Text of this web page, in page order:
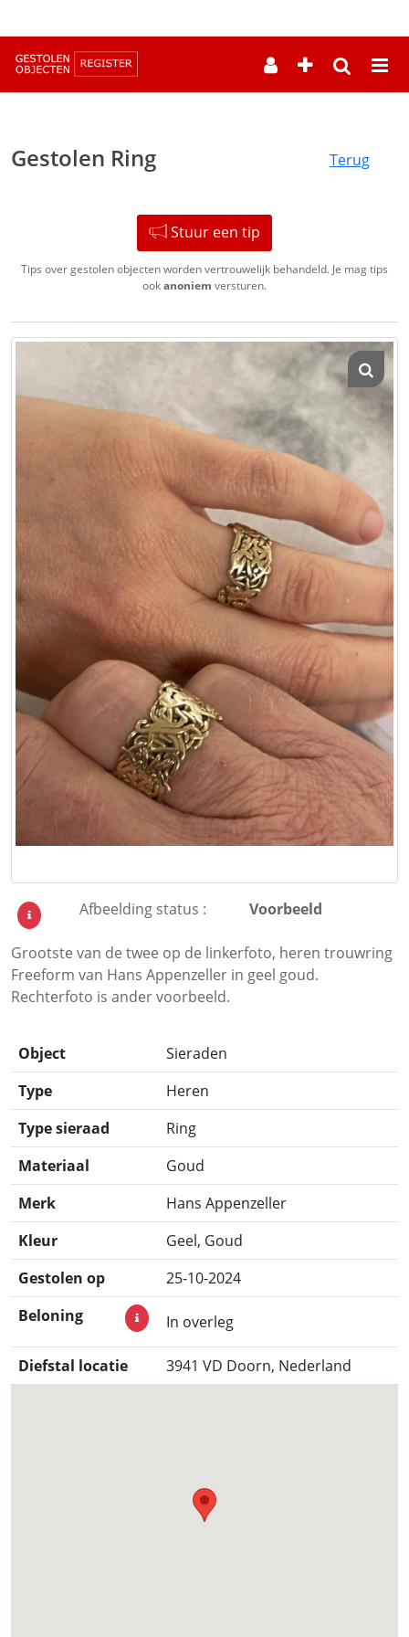
Gestolen Ring Terug
Stuur een tip
Tips over gestolen objecten worden vertrouwelijk behandeld. Je mag tips
ookanoniem versturen.
Afbeelding status : Voorbeeld
Grootste van de twee op de linkerfoto, heren trouwring
Freeform van Hans Appenzeller in geel goud.
Rechterfoto is ander voorbeeld.
Object
Sieraden
Type
Heren
Type sieraad
Ring
Materiaal
Goud
Merk
Hans Appenzeller
Kleur
Geel, Goud
Gestolen op
25-10-2024
Beloning
In overleg
Diefstal locatie 3941 VD Doorn, Nederland